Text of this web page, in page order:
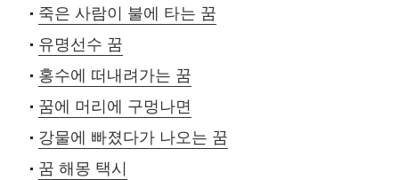
죽은 사람이 불에 타는 꿈
유명선수 꿈
홍수에 떠내려가는 꿈
꿈에 머리에 구멍나면
강물에 빠졌다가 나오는 꿈
꿈 해몽 택시